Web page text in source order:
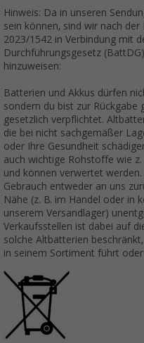
Hinweis: Da in unseren
sein können, sind wir nach
2023/1542 in Verbindung mit
Durchführungsgesetz
hinzuweisen:
Batterien und Akkus dürfen
sondern du bist zur Rückgabe
gesetzlich verpflichtet.
die bei nicht sachgemäßer
oder Ihre Gesundheit
auch wichtige Rohstoffe wie z.
und können verwertet
Gebrauch entweder an uns
Nähe (z. B. im Handel oder in
unserem Versandlager)
Verkaufsstellen ist dabei auf
solche Altbatterien
in seinem Sortiment führt